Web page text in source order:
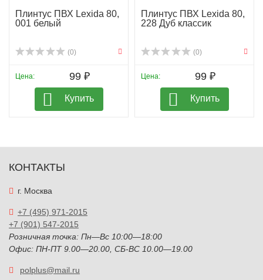
Плинтус ПВХ Lexida 80,
001 белый
(0)
Цена: 99 ₽
Купить
Плинтус ПВХ Lexida 80,
228 Дуб классик
(0)
Цена: 99 ₽
Купить
КОНТАКТЫ
г. Москва
+7 (495) 971-2015
+7 (901) 547-2015
Розничная точка: Пн—Вс 10:00—18:00
Офис: ПН-ПТ 9.00—20.00, СБ-ВС 10.00—19.00
polplus@mail.ru